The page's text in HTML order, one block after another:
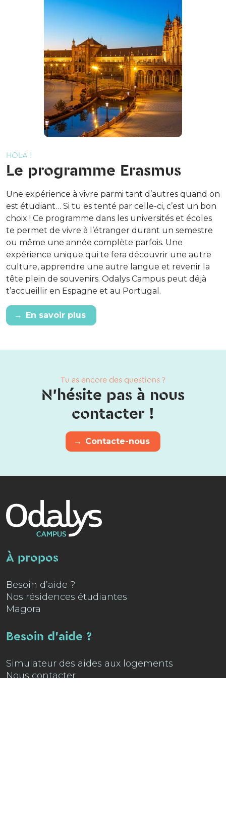
HOLA !
Le programme Erasmus
Une expérience à vivre parmi tant d’autres quand on
est étudiant… Si tu es tenté par celle-ci, c’est un bon
choix ! Ce programme dans les universités et écoles
te permet de vivre à l’étranger durant un semestre
ou même une année complète parfois. Une
expérience unique qui te fera découvrir une autre
culture, apprendre une autre langue et revenir la
tête plein de souvenirs. Odalys Campus peut déjà
t’accueillir en Espagne et au Portugal.
→ En savoir plus
Tu as encore des questions ?
N'hésite pas à nous
contacter !
→ Contacte-nous
À propos
Besoin d’aide ?
Nos résidences étudiantes
Magora
Besoin d'aide ?
Simulateur des aides aux logements
Nous contacter